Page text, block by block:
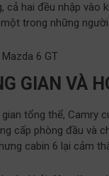
cả hai đều nhập vào
trong những
GIAN VÀ
tổng thể, Camry
cấp phòng đầu và
cabin 6 lại cảm